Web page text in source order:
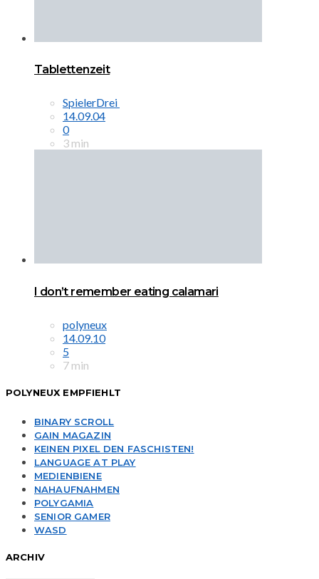
Tablettenzeit
SpielerDrei
14.09.04
0
3 min
I don’t remember eating calamari
polyneux
14.09.10
5
7 min
POLYNEUX EMPFIEHLT
BINARY SCROLL
GAIN MAGAZIN
KEINEN PIXEL DEN FASCHISTEN!
LANGUAGE AT PLAY
MEDIENBIENE
NAHAUFNAHMEN
POLYGAMIA
SENIOR GAMER
WASD
ARCHIV